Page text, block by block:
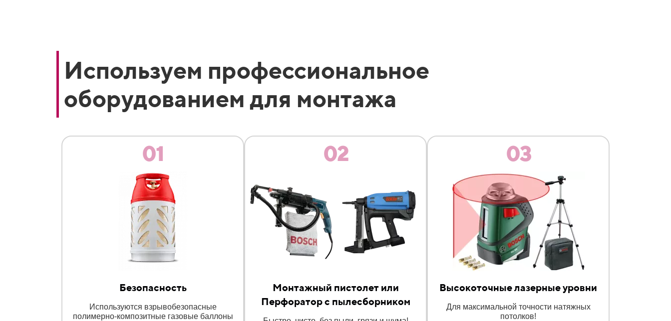
Используем профессиональное
оборудованием для монтажа
01
Безопасность
Используются взрывобезопасные
полимерно-композитные газовые баллоны
02
Монтажный пистолет или
Перфоратор с пылесборником
03
Высокоточные лазерные уровни
Для максимальной точности натяжных
потолков!